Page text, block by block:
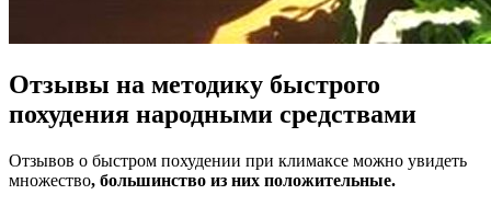
Отзывы на методику быстрого
похудения народными средствами
Отзывов о быстром похудении при климаксе можно увидеть
множество, большинство из них положительные.